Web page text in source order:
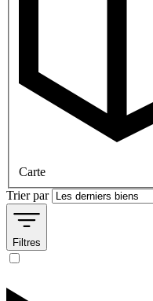
Carte
Trier par
Filtres